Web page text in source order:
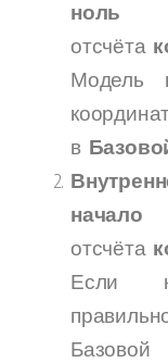
ноль
отсчёта
Модель
в
начало
отсчёта
Если
Базовой